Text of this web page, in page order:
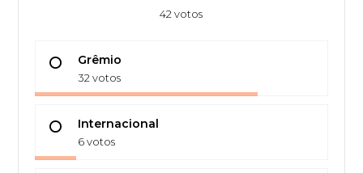
42 votos
Grêmio
32 votos
Internacional
6 votos